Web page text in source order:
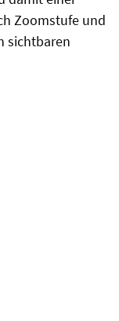
Zoomstufe und
sichtbaren